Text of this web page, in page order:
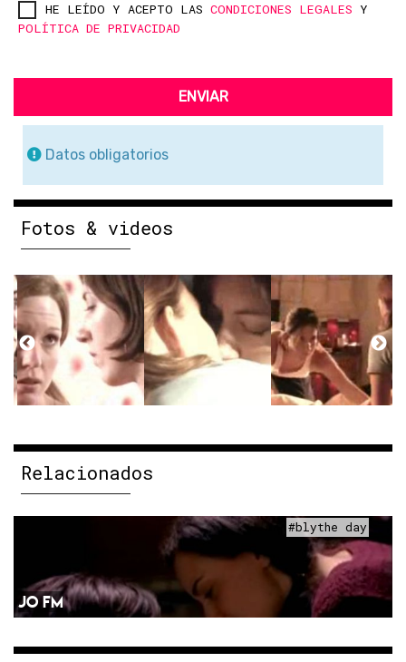
HE LEÍDO Y ACEPTO LAS CONDICIONES LEGALES Y
POLÍTICA DE PRIVACIDAD
ENVIAR
Datos obligatorios
Fotos & videos
Relacionados
#blythe day
JO FM